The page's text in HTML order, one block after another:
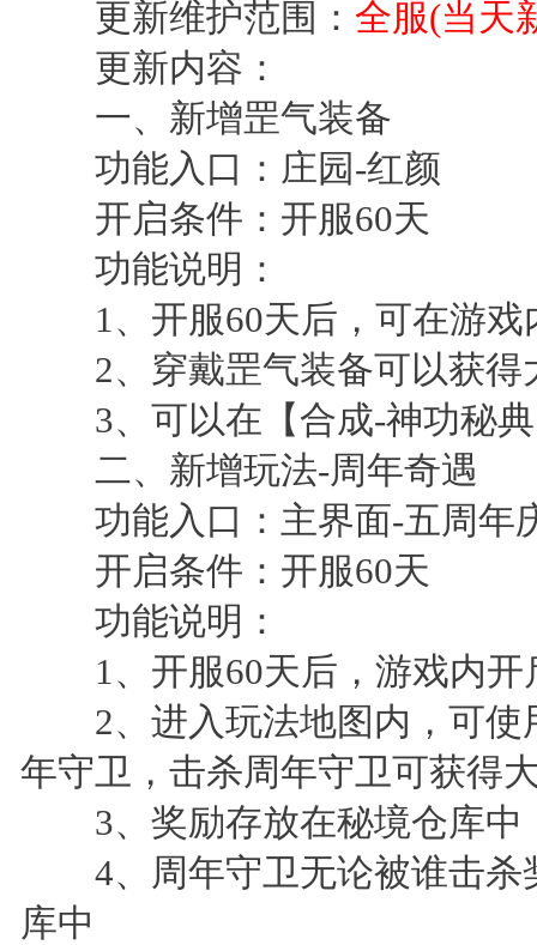
更新维护范围： 全服(当天
更新内容：
一、新增罡气装备
功能入口：庄园-红颜
开启条件：开服60天
功能说明：
1、开服60天后，可在游戏
2、穿戴罡气装备可以获得
3、可以在【合成-神功秘典
二、新增玩法-周年奇遇
功能入口：主界面-五周年
开启条件：开服60天
功能说明：
1、开服60天后，游戏内开
2、进入玩法地图内，可使
年守卫，击杀周年守卫可获得
3、奖励存放在秘境仓库中
4、周年守卫无论被谁击杀
库中